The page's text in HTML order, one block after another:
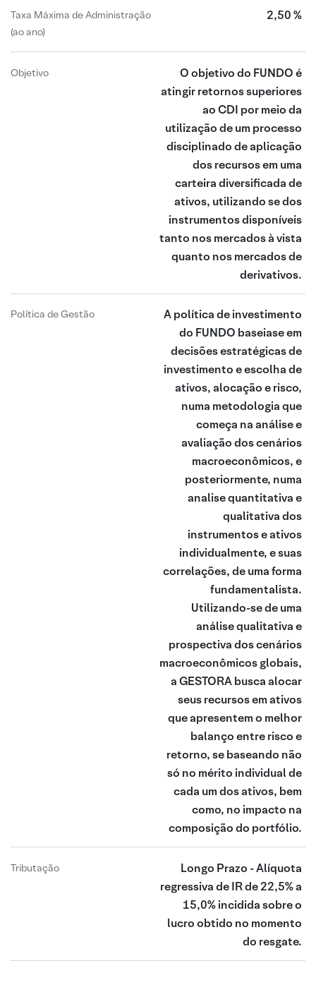
Taxa Máxima de Administração
(ao ano)
2,50 %
Objetivo
O objetivo do FUNDO é
atingir retornos superiores
ao CDI por meio da
utilização de um processo
disciplinado de aplicação
dos recursos em uma
carteira diversificada de
ativos, utilizando se dos
instrumentos disponíveis
tanto nos mercados à vista
quanto nos mercados de
derivativos.
Política de Gestão
A política de investimento
do FUNDO baseiase em
decisões estratégicas de
investimento e escolha de
ativos, alocação e risco,
numa metodologia que
começa na análise e
avaliação dos cenários
macroeconômicos, e
posteriormente, numa
analise quantitativa e
qualitativa dos
instrumentos e ativos
individualmente, e suas
correlações, de uma forma
fundamentalista.
Utilizando-se de uma
análise qualitativa e
prospectiva dos cenários
macroeconômicos globais,
a GESTORA busca alocar
seus recursos em ativos
que apresentem o melhor
balanço entre risco e
retorno, se baseando não
só no mérito individual de
cada um dos ativos, bem
como, no impacto na
composição do portfólio.
Tributação
Longo Prazo - Alíquota
regressiva de IR de 22,5% a
15,0% incidida sobre o
lucro obtido no momento
do resgate.